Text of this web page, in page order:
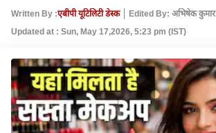
Written By :एबीपी यूटिलिटी डेस्क
Edited By: अभिषेक कुमार
Updated at : Sun, May 17,2026, 5:23 pm (IST)